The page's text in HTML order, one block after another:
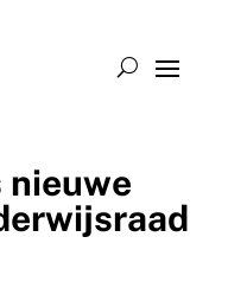
nieuwe